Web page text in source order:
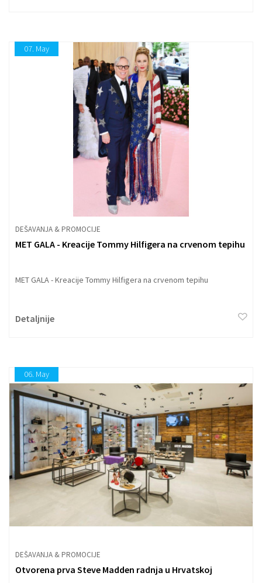
07. May
DEŠAVANJA & PROMOCIJE
MET GALA - Kreacije Tommy Hilfigera na crvenom tepihu
MET GALA - Kreacije Tommy Hilfigera na crvenom tepihu
Detaljnije
06. May
DEŠAVANJA & PROMOCIJE
Otvorena prva Steve Madden radnja u Hrvatskoj